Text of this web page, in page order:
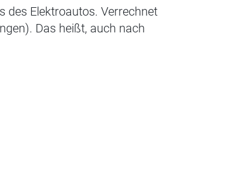
des Elektroautos. Verrechnet
Das heißt, auch nach